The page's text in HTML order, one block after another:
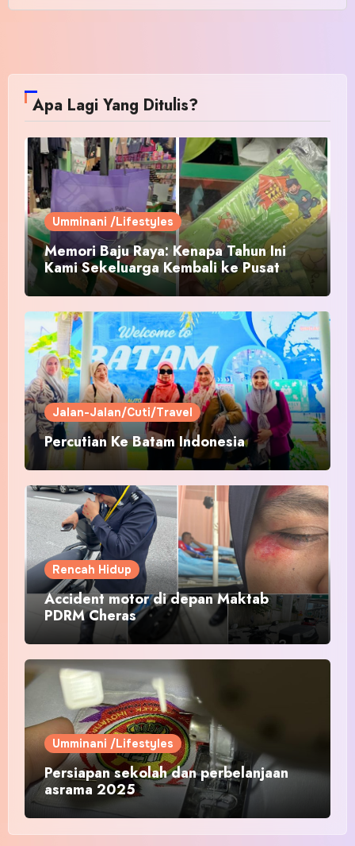
Apa Lagi Yang Ditulis?
Umminani /Lifestyles
Memori Baju Raya: Kenapa Tahun Ini
Kami Sekeluarga Kembali ke Pusat
Pakaian Hari-Hari?
Jalan-Jalan/Cuti/Travel
Percutian Ke Batam Indonesia
Rencah Hidup
Accident motor di depan Maktab
PDRM Cheras
Umminani /Lifestyles
Persiapan sekolah dan perbelanjaan
asrama 2025